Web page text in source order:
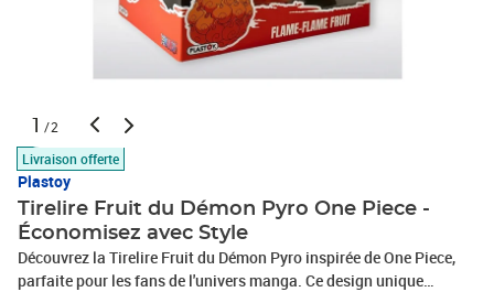
1 /2
Livraison offerte
Plastoy
Tirelire Fruit du Démon Pyro One Piece -
Économisez avec Style
Découvrez la Tirelire Fruit du Démon Pyro inspirée de One Piece,
parfaite pour les fans de l'univers manga. Ce design unique